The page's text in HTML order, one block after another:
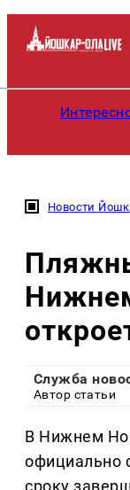
Новости
Служба
Автор статьи
В Нижнем
официально
сроку